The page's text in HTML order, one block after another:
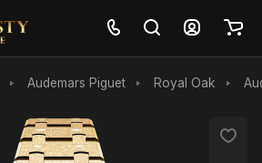
Audemars Piguet Royal Oak